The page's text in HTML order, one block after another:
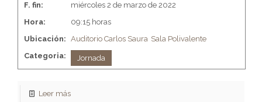
F. fin:
miércoles 2 de marzo de 2022
Hora:
09:15 horas
Ubicación: Auditorio Carlos Saura Sala Polivalente
Categoria:
Jornada
Leer más